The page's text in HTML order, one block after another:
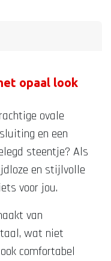
opaal look
ovale
en een
steentje? Als
en stijlvolle
voor jou.
van
wat niet
comfortabel